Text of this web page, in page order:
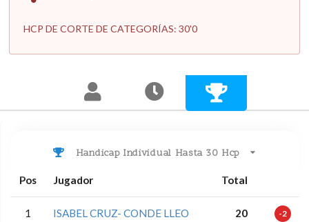
HCP DE CORTE DE CATEGORÍAS: 30'0
Handicap Individual Hasta 30 Hcp
Pos Jugador Total
1 ISABEL CRUZ- CONDE LLEO 20 -2